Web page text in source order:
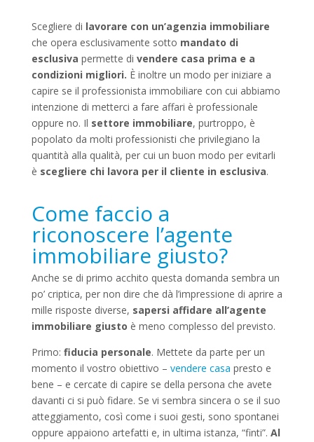
Scegliere di lavorare con un’agenzia immobiliare
che opera esclusivamente sotto mandato di
esclusiva permette di vendere casa prima e a
condizioni migliori. È inoltre un modo per iniziare a
capire se il professionista immobiliare con cui abbiamo
intenzione di metterci a fare affari è professionale
oppure no. Il settore immobiliare, purtroppo, è
popolato da molti professionisti che privilegiano la
quantità alla qualità, per cui un buon modo per evitarli
è scegliere chi lavora per il cliente in esclusiva.
Come faccio a
riconoscere l’agente
immobiliare giusto?
Anche se di primo acchito questa domanda sembra un
po’ criptica, per non dire che dà l’impressione di aprire a
mille risposte diverse, sapersi affidare all’agente
immobiliare giusto è meno complesso del previsto.
Primo: fiducia personale. Mettete da parte per un
momento il vostro obiettivo – vendere casa presto e
bene – e cercate di capire se della persona che avete
davanti ci si può fidare. Se vi sembra sincera o se il suo
atteggiamento, così come i suoi gesti, sono spontanei
oppure appaiono artefatti e, in ultima istanza, “finti”. Al